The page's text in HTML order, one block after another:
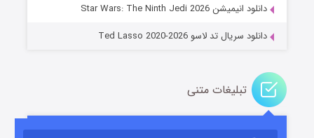
دانلود انیمیشن Star Wars: The Ninth Jedi 2026
دانلود سریال تد لاسو Ted Lasso 2020-2026
تبلیغات متنی